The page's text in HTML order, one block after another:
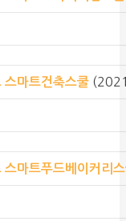
스마트건축스쿨
마트푸드베이커리